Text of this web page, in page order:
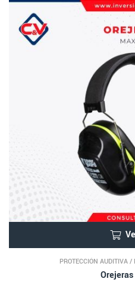
PROTECCIÓN AUDITIVA /